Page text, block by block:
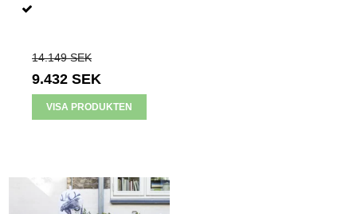
14.149 SEK
9.432 SEK
VISA PRODUKTEN